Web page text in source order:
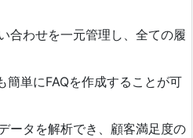
合わせを一元管理し、全ての履
簡単にFAQを作成することが可
ータを解析でき、顧客満足度の